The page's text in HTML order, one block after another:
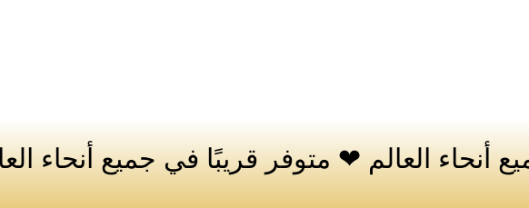
أنحاء العالم ❤ متوفر قريبًا في جميع أنحاء